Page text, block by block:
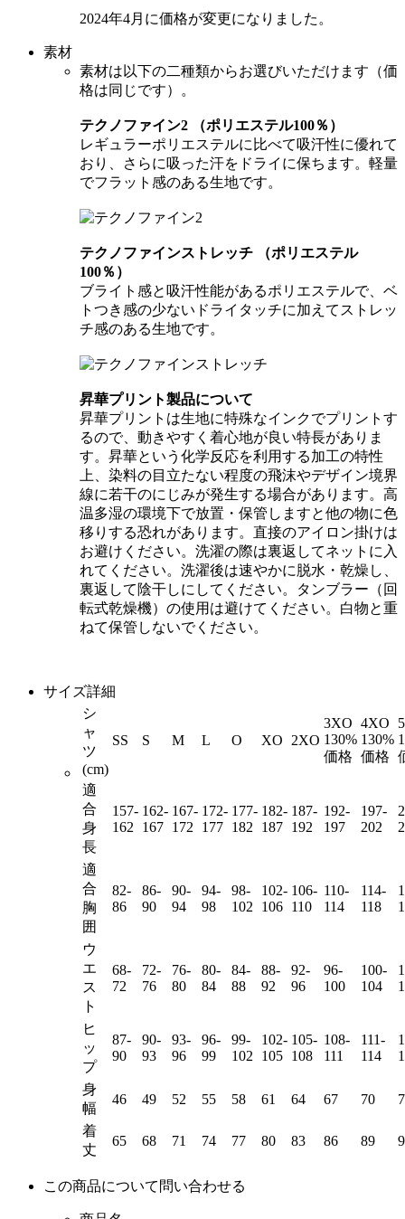
2024年4月に価格が変更になりました。
素材
素材は以下の二種類からお選びいただけます（価
格は同じです）。
テクノファイン2 （ポリエステル100％）
レギュラーポリエステルに比べて吸汗性に優れて
おり、さらに吸った汗をドライに保ちます。軽量
でフラット感のある生地です。
テクノファインストレッチ （ポリエステル
100％）
ブライト感と吸汗性能があるポリエステルで、ベ
トつき感の少ないドライタッチに加えてストレッ
チ感のある生地です。
昇華プリント製品について
昇華プリントは生地に特殊なインクでプリントす
るので、動きやすく着心地が良い特長がありま
す。昇華という化学反応を利用する加工の特性
上、染料の目立たない程度の飛沫やデザイン境界
線に若干のにじみが発生する場合があります。高
温多湿の環境下で放置・保管しますと他の物に色
移りする恐れがあります。直接のアイロン掛けは
お避けください。洗濯の際は裏返してネットに入
れてください。洗濯後は速やかに脱水・乾燥し、
裏返して陰干しにしてください。タンブラー（回
転式乾燥機）の使用は避けてください。白物と重
ねて保管しないでください。
サイズ詳細
シ
ャ
ツ
(cm)
SS S M L O XO 2XO
3XO
130%
価格
4XO
130%
価格
適
合
身
長
157-
162
162-
167
167-
172
172-
177
177-
182
182-
187
187-
192
192-
197
197-
202
適
合
胸
囲
82-
86
86-
90
90-
94
94-
98
98-
102
102-
106
106-
110
110-
114
114-
118
ウ
エ
ス
ト
68-
72
72-
76
76-
80
80-
84
84-
88
88-
92
92-
96
96-
100
100-
104
ヒ
ッ
プ
87-
90
90-
93
93-
96
96-
99
99-
102
102-
105
105-
108
108-
111
111-
114
身
幅
46 49 52 55 58 61 64 67 70
着
丈
65 68 71 74 77 80 83 86 89
この商品について問い合わせる